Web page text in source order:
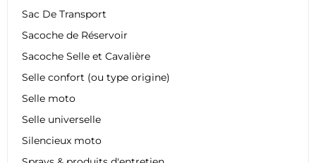
Sac De Transport
Sacoche de Réservoir
Sacoche Selle et Cavalière
Selle confort (ou type origine)
Selle moto
Selle universelle
Silencieux moto